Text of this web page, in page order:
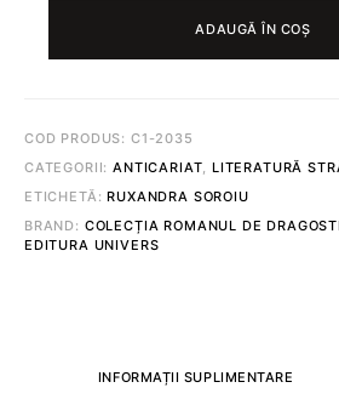
ADAUGĂ ÎN COȘ
COD PRODUS: C1-2035
CATEGORII:ANTICARIAT, LITERATURĂ
ETICHETĂ:RUXANDRA SOROIU
BRAND: COLECȚIA ROMANUL DE
EDITURA UNIVERS
INFORMAȚII SUPLIMENTARE